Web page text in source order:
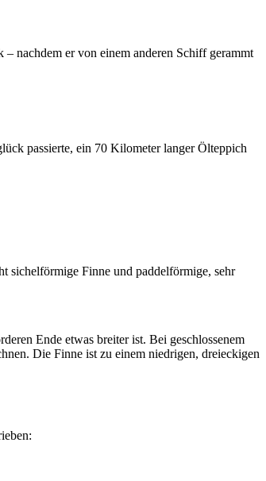
nachdem er von einem anderen Schiff gerammt
passierte, ein 70 Kilometer langer Ölteppich
sichelförmige Finne und paddelförmige, sehr
Ende etwas breiter ist. Bei geschlossenem
Die Finne ist zu einem niedrigen, dreieckigen